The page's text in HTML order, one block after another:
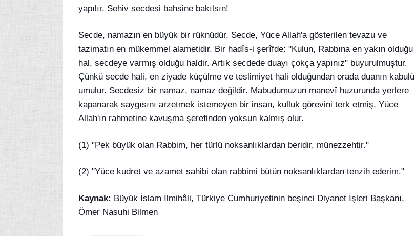
yapılır. Sehiv secdesi bahsine bakılsın!
Secde, namazın en büyük bir rüknüdür. Secde, Yüce Allah'a gösterilen tevazu ve
tazimatın en mükemmel alametidir. Bir hadîs-i şerîfde: "Kulun, Rabbına en yakın olduğu
hal, secdeye varmış olduğu haldir. Artık secdede duayı çokça yapınız" buyurulmuştur.
Çünkü secde hali, en ziyade küçülme ve teslimiyet hali olduğundan orada duanın kabulü
umulur. Secdesiz bir namaz, namaz değildir. Mabudumuzun manevî huzurunda yerlere
kapanarak saygısını arzetmek istemeyen bir insan, kulluk görevini terk etmiş, Yüce
Allah'ın rahmetine kavuşma şerefinden yoksun kalmış olur.
(1) "Pek büyük olan Rabbim, her türlü noksanlıklardan beridir, münezzehtir."
(2) "Yüce kudret ve azamet sahibi olan rabbimi bütün noksanlıklardan tenzih ederim."
Kaynak: Büyük İslam İlmihâli, Türkiye Cumhuriyetinin beşinci Diyanet İşleri Başkanı,
Ömer Nasuhi Bilmen